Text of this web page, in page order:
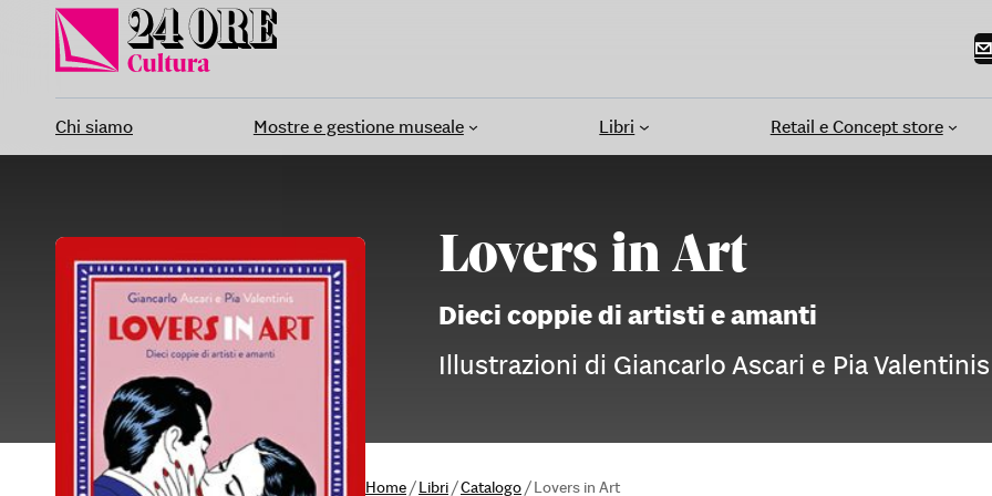
contenuto
Chi siamo Mostre e gestione museale Libri Retail e Concept store
Lovers in Art
Dieci coppie di artisti e amanti
Illustrazioni di Giancarlo Ascari e Pia Valentinis
Home/Libri/Catalogo/Lovers in Art